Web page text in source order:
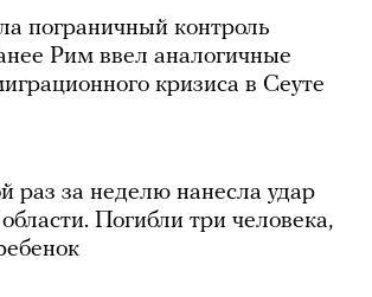
пограничный контроль
Рим ввел аналогичные
кризиса в Сеуте
раз за неделю нанесла удар
Погибли три человека,